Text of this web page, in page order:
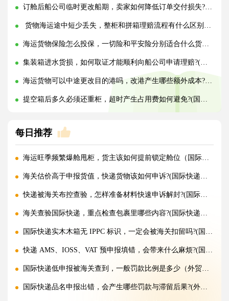
订舱后船公司临时更改船期，卖家如何降低订单交付损失?(国际海运干货知识分享)
货物海运途中短少丢失，整柜和拼箱理赔流程有什么区别?(国际海运干货知识分享)
海运货物保险怎么投保，一切险和平安险分别适合什么货物?(国际海运干货知识分享)
集装箱进水货损，如何取证才能顺利向船公司申请理赔?(国际海运干货知识分享)
海运货物可以中途更改目的港吗，改港产生哪些额外成本?(国际海运干货知识分享)
提空箱后多久必须还重柜，超时产生占用费如何避免?(国际海运干货知识分享)
每日推荐
海运旺季频繁爆舱甩柜，货主该如何提前锁定舱位（国际海运干货知识分享）
海关估价高于申报货值，快递货物该如何申诉?(国际快递干货知识分享)
快递被海关布控查验，怎样准备材料快速申诉解封?(国际快递干货知识分享)
海关查验国际快递，重点检查包裹里哪些内容?(国际快递干货知识分享)
国际快递实木木箱无 IPPC 标识，一定会被海关扣留吗?(国际快递干货知识分享)
快递 AMS、IOSS、VAT 预申报填错，会带来什么麻烦?(国际快递干货知识分享)
国际快递低申报被海关查到，一般罚款比例是多少（外贸人请注意）
国际快递品名申报出错，会产生哪些罚款与滞留后果?(外贸人请注意)